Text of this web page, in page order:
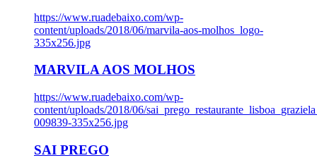
https://www.ruadebaixo.com/wp-
content/uploads/2018/06/marvila-aos-molhos_logo-
335x256.jpg
MARVILA AOS MOLHOS
https://www.ruadebaixo.com/wp-
content/uploads/2018/06/
009839-335x256.jpg
SAI PREGO